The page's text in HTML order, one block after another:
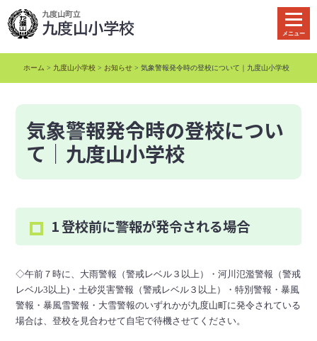
文
移
メニュー
ホーム > 九度山小学校 > お知らせ > 気象警報発令時の登校について｜九度山小学校
気象警報発令時の登校につい
て｜九度山小学校
1 登校前に警報が発令される場合
◇午前７時に、大雨警報（警戒レベル３以上）・河川氾濫警報（警戒
レベル3以上)・土砂災害警報（警戒レベル３以上）・特別警報・暴風
警報・暴風雪警報・大雪警報のいずれかが九度山町に発令されている
場合は、登校を見合わせて自宅で待機させてください。